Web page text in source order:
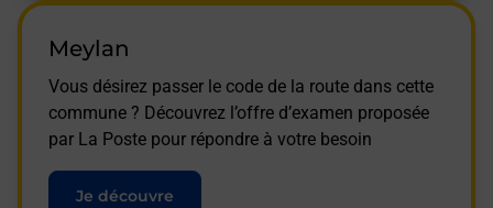
Meylan
Vous désirez passer le code de la route dans cette
commune ? Découvrez l’offre d’examen proposée
par La Poste pour répondre à votre besoin
Je découvre